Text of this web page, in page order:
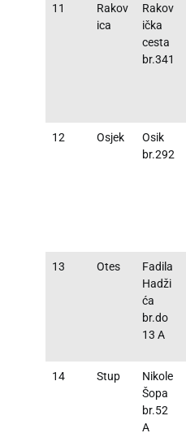
11
Rakov
ica
Rakov
ička
cesta
br.341
12 Osjek
Osik
br.292
13 Otes
Fadila
Hadži
ća
br.do
13 A
14 Stup
Nikole
Šopa
br.52
A